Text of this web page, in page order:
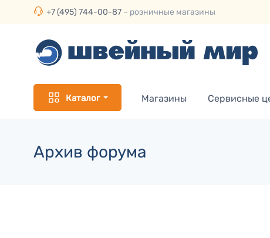
+7 (495) 744-00-87 – розничные магазины
Каталог Магазины Сервисные
Архив форума